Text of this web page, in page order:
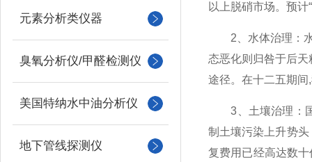
元素分析类仪器
臭氧分析仪/甲醛检测仪
美国特纳水中油分析仪
地下管线探测仪
以上脱硝市场。预
2、水体治理：水
态恶化则归咎于后
途径。在十二五期间
3、土壤治理：国
制土壤污染上升势
复费用已经高达数